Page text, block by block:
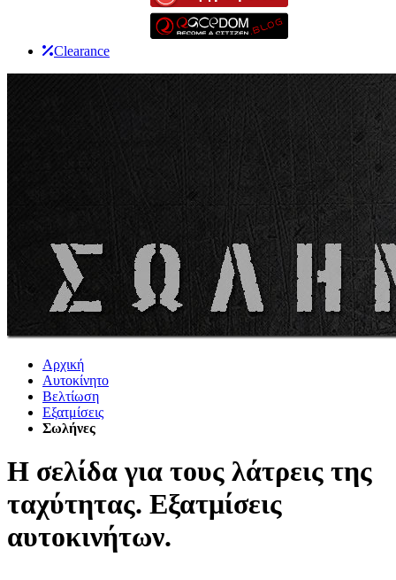
Clearance
Αρχική
Αυτοκίνητο
Βελτίωση
Εξατμίσεις
Σωλήνες
Η σελίδα για τους λάτρεις της
ταχύτητας. Εξατμίσεις
αυτοκινήτων.